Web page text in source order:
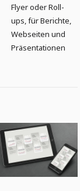
Flyer oder Roll-
ups, für Berichte,
Webseiten und
Präsentationen